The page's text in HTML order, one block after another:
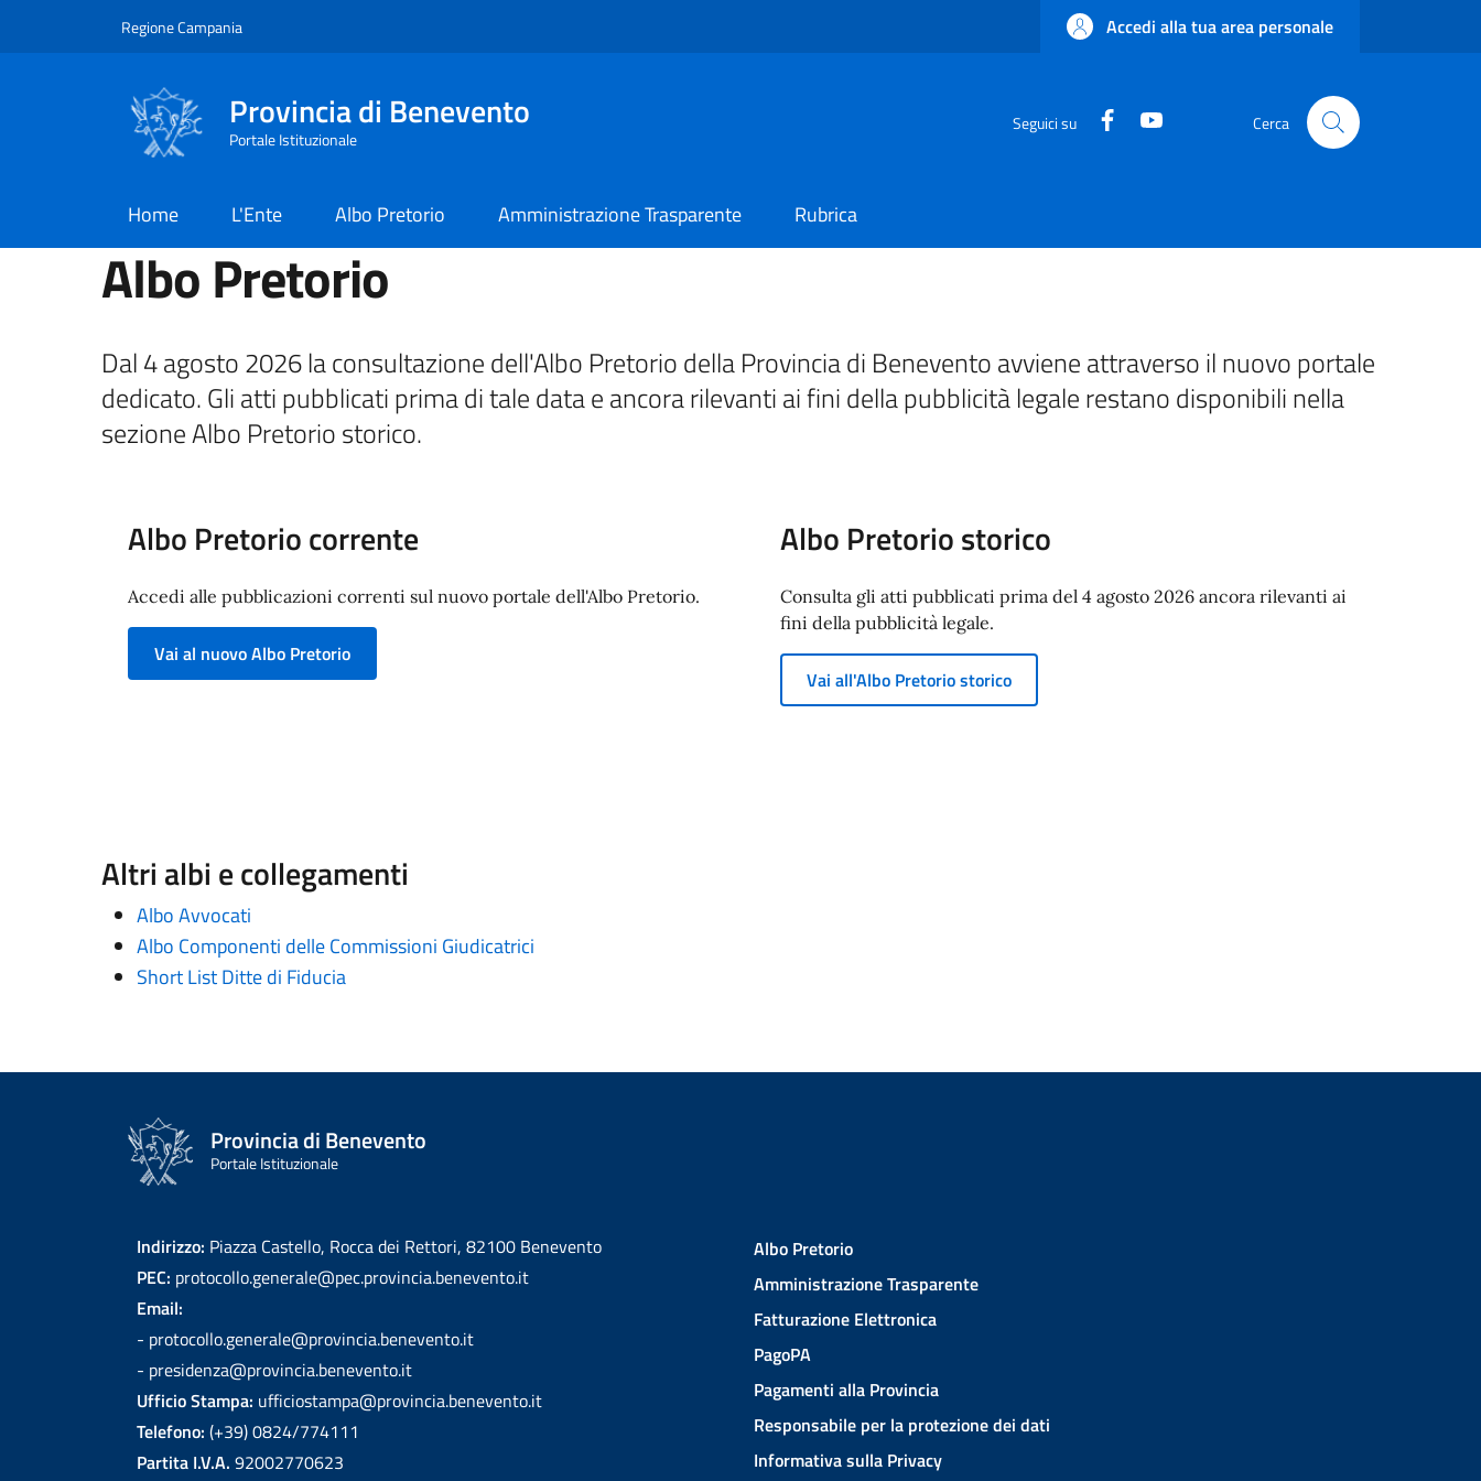
Regione Campania Accedi alla tua area personale
Provincia di Benevento
Portale Istituzionale
Seguici su Facebook Cerca
Home L'Ente Albo Pretorio Amministrazione Trasparente Rubrica
Albo Pretorio
Dal 4 agosto 2026 la consultazione dell'Albo Pretorio della Provincia di Benevento avviene attraverso il nuovo portale
dedicato. Gli atti pubblicati prima di tale data e ancora rilevanti ai fini della pubblicità legale restano disponibili nella
sezione Albo Pretorio storico.
Albo Pretorio corrente
Accedi alle pubblicazioni correnti sul nuovo portale dell'Albo Pretorio.
Vai al nuovo Albo Pretorio
Albo Pretorio storico
Consulta gli atti pubblicati prima del 4 agosto 2026 ancora rilevanti ai
fini della pubblicità legale.
Vai all'Albo Pretorio storico
Altri albi e collegamenti
Albo Avvocati
Albo Componenti delle Commissioni Giudicatrici
Short List Ditte di Fiducia
Provincia di Benevento
Portale Istituzionale
Indirizzo: Piazza Castello, Rocca dei Rettori, 82100 Benevento
PEC: protocollo.generale@pec.provincia.benevento.it
Email:
- protocollo.generale@provincia.benevento.it
- presidenza@provincia.benevento.it
Ufficio Stampa: ufficiostampa@provincia.benevento.it
Telefono: (+39) 0824/774111
Partita I.V.A. 92002770623
Albo Pretorio
Amministrazione Trasparente
Fatturazione Elettronica
PagoPA
Pagamenti alla Provincia
Responsabile per la protezione dei dati
Informativa sulla Privacy